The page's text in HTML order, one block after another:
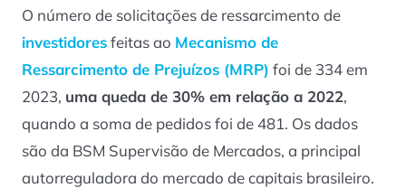
O número de solicitações de ressarcimento de
investidoresfeitas ao Mecanismo de
Ressarcimento de Prejuízos (MRP) foi de 334 em
2023, uma queda de 30% em relação a 2022,
quando a soma de pedidos foi de 481. Os dados
são da BSM Supervisão de Mercados, a principal
autorreguladora do mercado de capitais brasileiro.